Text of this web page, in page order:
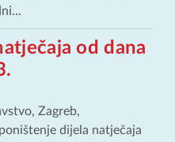
od dana
Zagreb,
dijela natječaja